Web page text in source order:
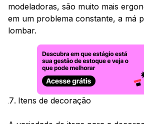
modeladoras, são muito mais
em um problema constante, a má
lombar.
Itens de decoração